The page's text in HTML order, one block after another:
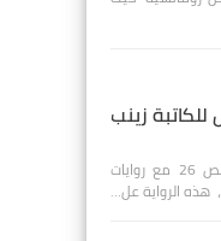
زينب
مرحباً بكم أصدقائي وأحبابي في موقعنا قصص 26 مع روايات
هذه الرواية عل…